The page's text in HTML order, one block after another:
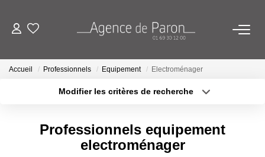
ACHETER
VENDRE
BIENS VENDUS
Accueil Professionnels Equipement Electroménager
Modifier les critères de recherche
Budget max
Professionnels equipement
electroménager